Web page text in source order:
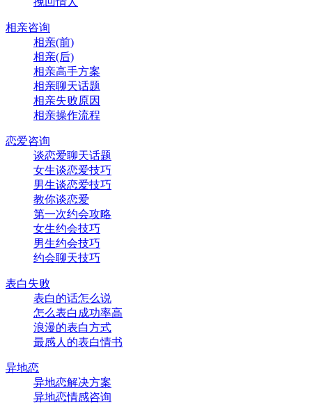
相亲咨询
相亲(前)
相亲(后)
相亲高手方案
相亲聊天话题
相亲失败原因
相亲操作流程
恋爱咨询
谈恋爱聊天话题
女生谈恋爱技巧
男生谈恋爱技巧
教你谈恋爱
第一次约会攻略
女生约会技巧
男生约会技巧
约会聊天技巧
表白失败
表白的话怎么说
怎么表白成功率高
浪漫的表白方式
最感人的表白情书
异地恋
异地恋解决方案
异地恋情感咨询